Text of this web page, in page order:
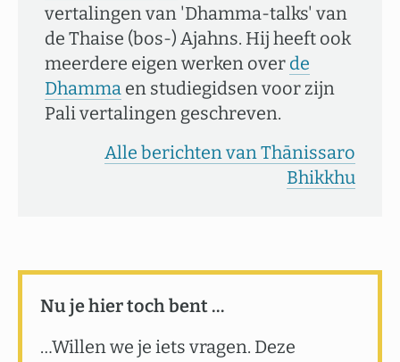
vertalingen van 'Dhamma-talks' van
de Thaise (bos-) Ajahns. Hij heeft ook
meerdere eigen werken over de
Dhamma en studiegidsen voor zijn
Pali vertalingen geschreven.
Alle berichten van Thānissaro
Bhikkhu
Nu je hier toch bent …
…Willen we je iets vragen. Deze